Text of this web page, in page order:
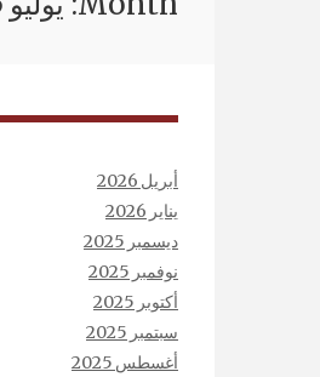
أبريل 2026
يناير 2026
ديسمبر 2025
نوفمبر 2025
أكتوبر 2025
سبتمبر 2025
أغسطس 2025